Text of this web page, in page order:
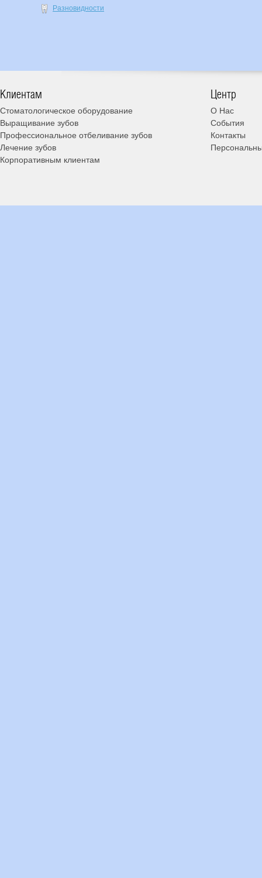
Разновидности
Клиентам
Стоматологическое оборудование
Выращивание зубов
Профессиональное отбеливание зубов
Лечение зубов
Корпоративным клиентам
Центр
О Нас
События
Контакты